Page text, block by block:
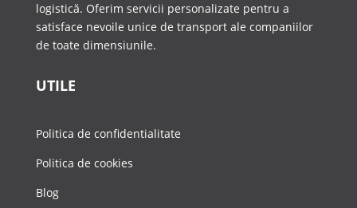
logistică. Oferim servicii personalizate pentru a
satisface nevoile unice de transport ale companiilor
de toate dimensiunile.
UTILE
Politica de confidentialitate
Politica de cookies
Blog